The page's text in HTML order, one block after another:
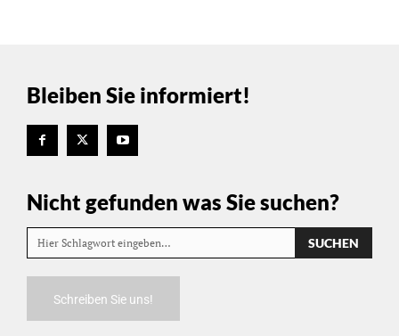
Bleiben Sie informiert!
Nicht gefunden was Sie suchen?
Hier Schlagwort eingeben… SUCHEN
Schreiben Sie uns!